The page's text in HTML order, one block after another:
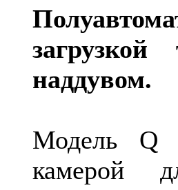
наддувом.
Модель Q
камерой